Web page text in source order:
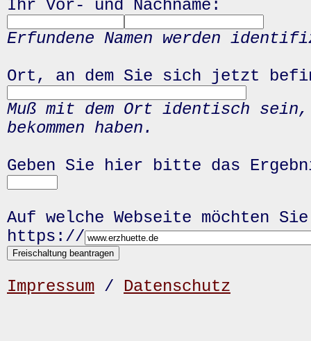
Ihr Vor- und Nachname:
Erfundene Namen werden
Ort, an dem Sie sich jetzt
Muß mit dem Ort identisch
bekommen haben.
Geben Sie hier bitte das
Auf welche Webseite möchten
https://
Impressum / Datenschutz